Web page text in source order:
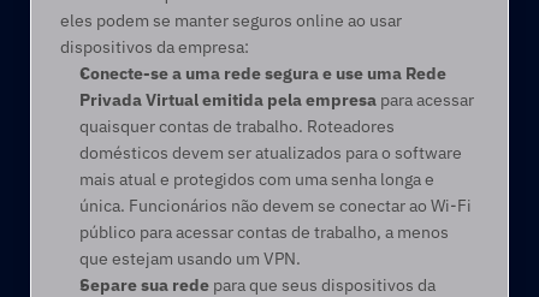
eles podem se manter seguros online ao usar
dispositivos da empresa:
Conecte-se a uma rede segura e use uma Rede
Privada Virtualemitida pela empresa para acessar
quaisquer contas de trabalho. Roteadores
domésticos devem ser atualizados para o software
mais atual e protegidos com uma senha longa e
única. Funcionários não devem se conectar ao Wi-Fi
público para acessar contas de trabalho, a menos
que estejam usando um VPN.
Separe sua rede para que seus dispositivos da